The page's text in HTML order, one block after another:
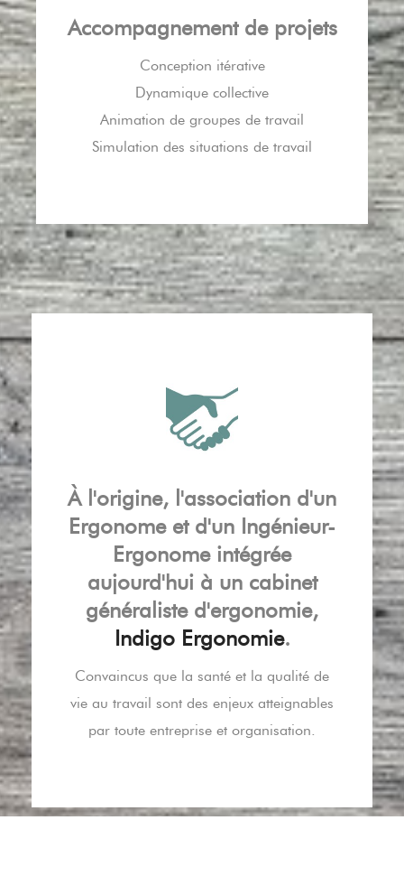
Accompagnement de projets
Conception itérative
Dynamique collective
Animation de groupes de travail
Simulation des situations de travail
À l'origine, l'association d'un
Ergonome et d'un Ingénieur-
Ergonome intégrée
aujourd'hui à un cabinet
généraliste d'ergonomie,
Indigo Ergonomie.
Convaincus que la santé et la qualité de
vie au travail sont des enjeux atteignables
par toute entreprise et organisation.